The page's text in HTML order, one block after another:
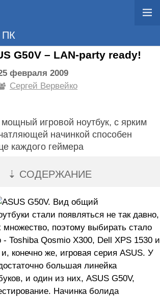
G50V – LAN-party ready!
февраля 2009
Сергей Вервейко
игровой ноутбук, с ярким
начинкой способен
каждого геймера
⇣ СОДЕРЖАНИЕ
стали появляться не так давно,
множество, поэтому выбирать стало
Toshiba Qosmio X300, Dell XPS 1530 и
конечно же, игровая серия ASUS. У
большая линейка
и один из них, ASUS G50V,
Начинка болида